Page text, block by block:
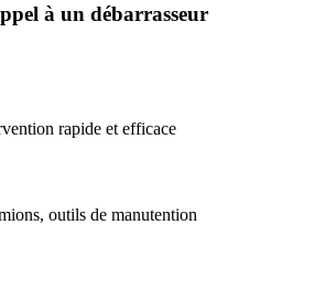
à un débarrasseur
rapide et efficace
outils de manutention